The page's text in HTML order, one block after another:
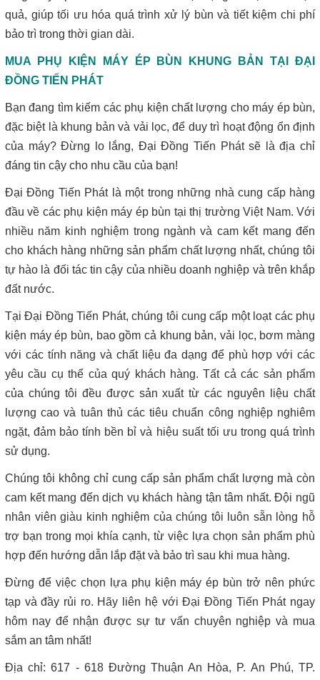
quả, giúp tối ưu hóa quá trình xử lý bùn và tiết kiệm chi phí
bảo trì trong thời gian dài.
MUA PHỤ KIỆN MÁY ÉP BÙN KHUNG BẢN TẠI ĐẠI
ĐỒNG TIẾN PHÁT
Bạn đang tìm kiếm các phụ kiện chất lượng cho máy ép bùn,
đặc biệt là khung bản và vải lọc, để duy trì hoạt động ổn định
của máy? Đừng lo lắng, Đại Đồng Tiến Phát sẽ là địa chỉ
đáng tin cậy cho nhu cầu của bạn!
Đại Đồng Tiến Phát là một trong những nhà cung cấp hàng
đầu về các phụ kiện máy ép bùn tại thị trường Việt Nam. Với
nhiều năm kinh nghiệm trong ngành và cam kết mang đến
cho khách hàng những sản phẩm chất lượng nhất, chúng tôi
tự hào là đối tác tin cậy của nhiều doanh nghiệp và trên khắp
đất nước.
Tại Đại Đồng Tiến Phát, chúng tôi cung cấp một loạt các phụ
kiện máy ép bùn, bao gồm cả khung bản, vải lọc, bơm màng
với các tính năng và chất liệu đa dạng để phù hợp với các
yêu cầu cụ thể của quý khách hàng. Tất cả các sản phẩm
của chúng tôi đều được sản xuất từ các nguyên liệu chất
lượng cao và tuân thủ các tiêu chuẩn công nghiệp nghiêm
ngặt, đảm bảo tính bền bỉ và hiệu suất tối ưu trong quá trình
sử dụng.
Chúng tôi không chỉ cung cấp sản phẩm chất lượng mà còn
cam kết mang đến dịch vụ khách hàng tận tâm nhất. Đội ngũ
nhân viên giàu kinh nghiệm của chúng tôi luôn sẵn lòng hỗ
trợ bạn trong mọi khía cạnh, từ việc lựa chọn sản phẩm phù
hợp đến hướng dẫn lắp đặt và bảo trì sau khi mua hàng.
Đừng để việc chọn lựa phụ kiện máy ép bùn trở nên phức
tạp và đầy rủi ro. Hãy liên hệ với Đại Đồng Tiến Phát ngay
hôm nay để nhận được sự tư vấn chuyên nghiệp và mua
sắm an tâm nhất!
Địa chỉ: 617 - 618 Đường Thuận An Hòa, P. An Phú, TP.